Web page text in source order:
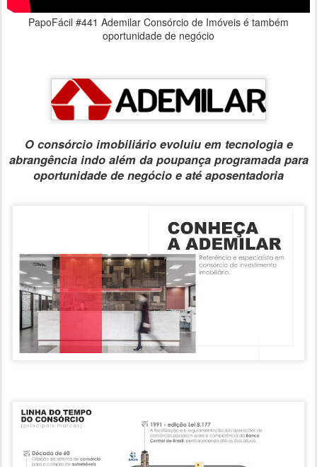
PapoFácil #441 Ademilar Consórcio de Imóveis é também
oportunidade de negócio
O consórcio imobiliário evoluiu em tecnologia e
abrangência indo além da poupança programada para
oportunidade de negócio e até aposentadoria